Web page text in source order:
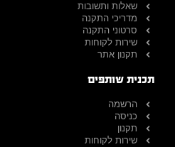
שאלות ותשובות
מדריכי התקנה
סרטוני התקנה
שירות לקוחות
תקנון אתר
תכנית שותפים
הרשמה
כניסה
תקנון
שירות לקוחות